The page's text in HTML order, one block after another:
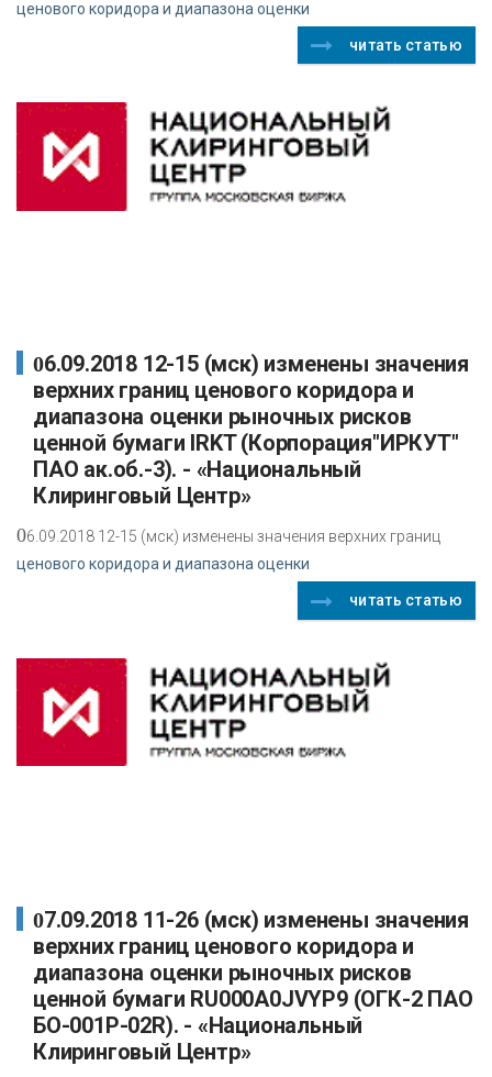
ценового коридора и диапазона оценки
читать статью
06.09.2018 12-15 (мск) изменены значения
верхних границ ценового коридора и
диапазона оценки рыночных рисков
ценной бумаги IRKT (Корпорация"ИРКУТ"
ПАО ак.об.-3). - «Национальный
Клиринговый Центр»
06.09.2018 12-15 (мск) изменены значения верхних границ
ценового коридора и диапазона оценки
читать статью
07.09.2018 11-26 (мск) изменены значения
верхних границ ценового коридора и
диапазона оценки рыночных рисков
ценной бумаги RU000A0JVYP9 (ОГК-2 ПАО
БО-001P-02R). - «Национальный
Клиринговый Центр»